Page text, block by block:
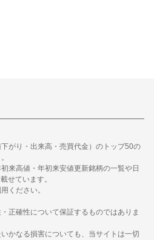
がり・出来高・売買代金）のトップ50の
来高値・年初来安値更新銘柄の一覧や日
せています。
ください。
正確性について保証するものではありま
かなる損害についても、当サイトは一切